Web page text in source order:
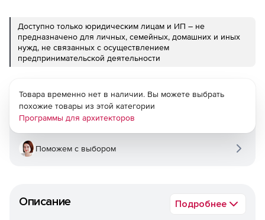
Доступно только юридическим лицам и ИП – не
предназначено для личных, семейных, домашних и иных
нужд, не связанных с осуществлением
предпринимательской деятельности
Описание Подробнее
Товара временно нет в наличии. Вы можете выбрать
похожие товары из этой категории
Программы для архитекторов
Поможем с выбором